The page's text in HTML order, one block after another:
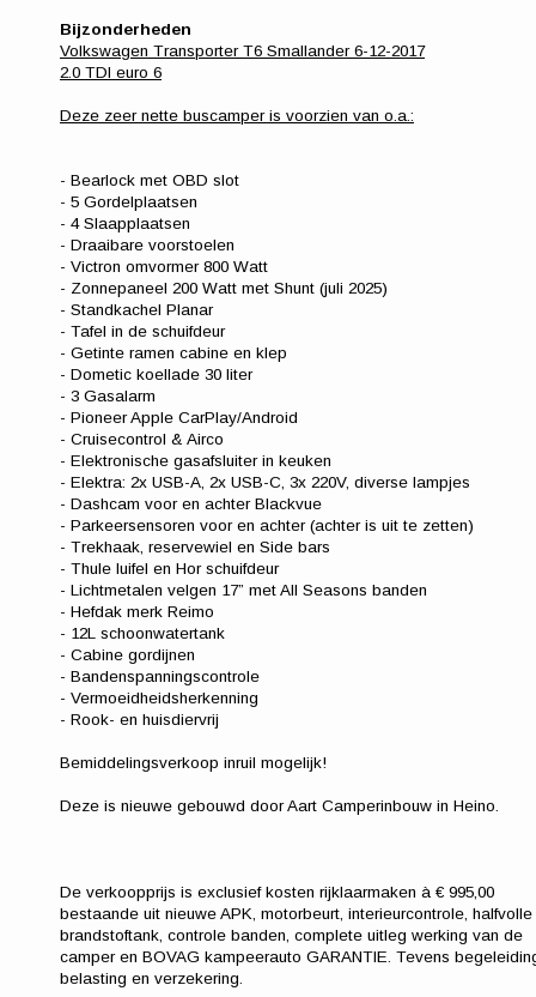
Bijzonderheden
Volkswagen Transporter T6 Smallander 6-12-2017
2.0 TDI euro 6
Deze zeer nette buscamper is voorzien van o.a.:
- Bearlock met OBD slot
- 5 Gordelplaatsen
- 4 Slaapplaatsen
- Draaibare voorstoelen
- Victron omvormer 800 Watt
- Zonnepaneel 200 Watt met Shunt (juli 2025)
- Standkachel Planar
- Tafel in de schuifdeur
- Getinte ramen cabine en klep
- Dometic koellade 30 liter
- 3 Gasalarm
- Pioneer Apple CarPlay/Android
- Cruisecontrol & Airco
- Elektronische gasafsluiter in keuken
- Elektra: 2x USB-A, 2x USB-C, 3x 220V, diverse lampjes
- Dashcam voor en achter Blackvue
- Parkeersensoren voor en achter (achter is uit te zetten)
- Trekhaak, reservewiel en Side bars
- Thule luifel en Hor schuifdeur
- Lichtmetalen velgen 17” met All Seasons banden
- Hefdak merk Reimo
- 12L schoonwatertank
- Cabine gordijnen
- Bandenspanningscontrole
- Vermoeidheidsherkenning
- Rook- en huisdiervrij
Bemiddelingsverkoop inruil mogelijk!
Deze is nieuwe gebouwd door Aart Camperinbouw in Heino.
De verkoopprijs is exclusief kosten rijklaarmaken à € 995,00
bestaande uit nieuwe APK, motorbeurt, interieurcontrole, halfvolle
brandstoftank, controle banden, complete uitleg werking van de
camper en BOVAG kampeerauto GARANTIE. Tevens
belasting en verzekering.